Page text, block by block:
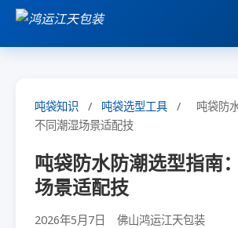
吨袋知识 / 吨袋选型工具 /
吨袋防
不同潮湿场景适配技
吨袋防水防潮选型指南
场景适配技
2026年5月7日 佛山鸿运江天包装